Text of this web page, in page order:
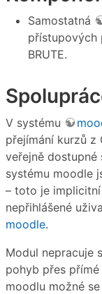
Samostatná
přístupových
BRUTE.
V systému
přejímání kurzů z
veřejně
systému moodle
– toto je
nepřihlášené
moodle.
Modul nepracuje
pohyb přes
moodlu možné